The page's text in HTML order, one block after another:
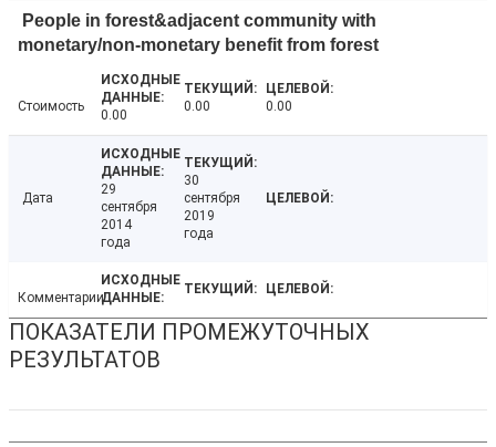
People in forest&adjacent community with
monetary/non-monetary benefit from forest
Стоимость
0.00
0.00 0.00
Дата
29
сентября
2014
года
30
сентября
2019
года
Комментарии
ПОКАЗАТЕЛИ ПРОМЕЖУТОЧНЫХ
РЕЗУЛЬТАТОВ